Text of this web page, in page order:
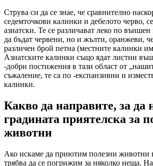
Струва си да се знае, че сравнително
седемточкови калинки и дебелото черво,
азиатски. Те се различават леко по
да бъдат червени, но и жълти, оранжеви,
различен брой петна (местните калинки
Азиатските калинки също ядат листни
-добри постижения в тази област от
съжаление, те са по -експанзивни и
калинки.
Какво да направите, за да
градината приятелска за
животни
Ако искаме да приютим полезни животни
трябва да се погрижим за няколко неща.